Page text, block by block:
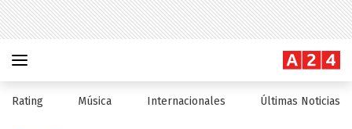
Rating Música Internacionales Últimas Noticias